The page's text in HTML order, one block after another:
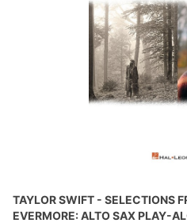
TAYLOR SWIFT - SELECTIONS
EVERMORE: ALTO SAX PLAY-